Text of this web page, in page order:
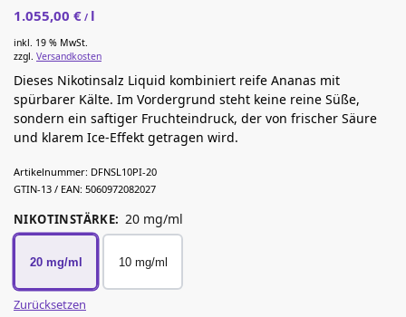
1.055,00 € / l
inkl. 19 % MwSt.
zzgl. Versandkosten
Dieses Nikotinsalz Liquid kombiniert reife Ananas mit
spürbarer Kälte. Im Vordergrund steht keine reine Süße,
sondern ein saftiger Fruchteindruck, der von frischer Säure
und klarem Ice-Effekt getragen wird.
Artikelnummer: DFNSL10PI-20
GTIN-13 / EAN: 5060972082027
NIKOTINSTÄRKE: 20 mg/ml
20 mg/ml 10 mg/ml
Zurücksetzen